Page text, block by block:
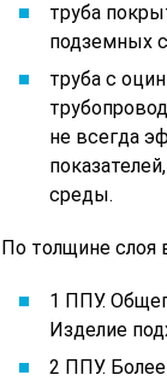
труба
подземных
труба с
не всегда
среды.
По толщине слоя
1 ППУ.
Изделие
2 ППУ.